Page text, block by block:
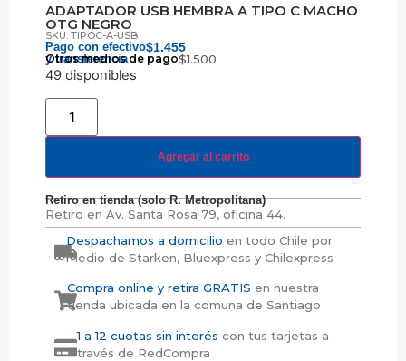
ADAPTADOR USB HEMBRA A TIPO C MACHO
OTG NEGRO
SKU: TIPOC-A-USB
Pago con efectivo
y transferencia
$1.455
Otros medios de pago$1.500
49 disponibles
Agregar al carrito
Retiro en tienda (solo R. Metropolitana)
Retiro en Av. Santa Rosa 79, oficina 44.
Despachamos a domicilio en todo Chile por
medio de Starken, Bluexpress y Chilexpress
Compra online y retira GRATIS en nuestra
tienda ubicada en la comuna de Santiago
1 a 12 cuotas sin interés con tus tarjetas a
través de RedCompra